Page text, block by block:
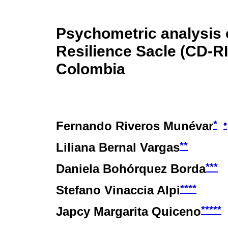
Psychometric analysis
Resilience Sacle (CD-
Colombia
Fernando Riveros Munévar* •
Liliana Bernal Vargas**
Daniela Bohórquez Borda***
Stefano Vinaccia Alpi****
Japcy Margarita Quiceno*****